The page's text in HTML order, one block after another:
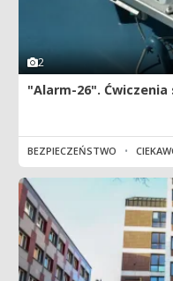
2
"Alarm-26".
BEZPIECZEŃSTWO •